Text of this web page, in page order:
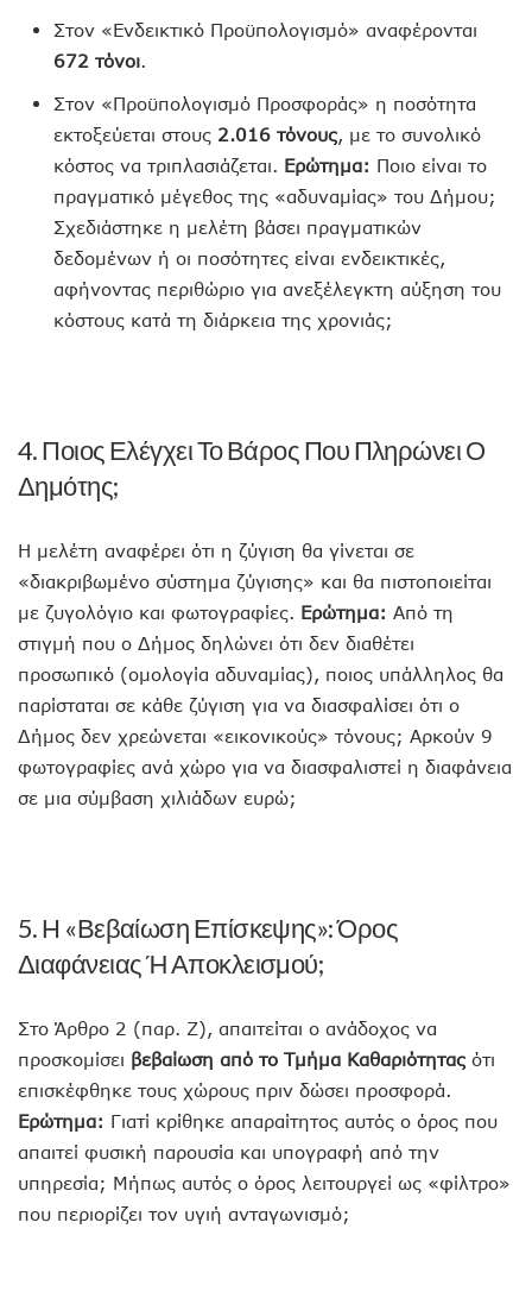
Στον «Ενδεικτικό Προϋπολογισμό» αναφέρονται
672 τόνοι.
Στον «Προϋπολογισμό Προσφοράς» η ποσότητα
εκτοξεύεται στους 2.016 τόνους, με το συνολικό
κόστος να τριπλασιάζεται. Ερώτημα: Ποιο είναι το
πραγματικό μέγεθος της «αδυναμίας» του Δήμου;
Σχεδιάστηκε η μελέτη βάσει πραγματικών
δεδομένων ή οι ποσότητες είναι ενδεικτικές,
αφήνοντας περιθώριο για ανεξέλεγκτη αύξηση του
κόστους κατά τη διάρκεια της χρονιάς;
4. Ποιος Ελέγχει Το Βάρος Που Πληρώνει Ο
Δημότης;
Η μελέτη αναφέρει ότι η ζύγιση θα γίνεται σε
«διακριβωμένο σύστημα ζύγισης» και θα πιστοποιείται
με ζυγολόγιο και φωτογραφίες. Ερώτημα: Από τη
στιγμή που ο Δήμος δηλώνει ότι δεν διαθέτει
προσωπικό (ομολογία αδυναμίας), ποιος υπάλληλος θα
παρίσταται σε κάθε ζύγιση για να διασφαλίσει ότι ο
Δήμος δεν χρεώνεται «εικονικούς» τόνους; Αρκούν 9
φωτογραφίες ανά χώρο για να διασφαλιστεί η διαφάνεια
σε μια σύμβαση χιλιάδων ευρώ;
5. Η «Βεβαίωση Επίσκεψης»: Όρος
Διαφάνειας Ή Αποκλεισμού;
Στο Άρθρο 2 (παρ. Ζ), απαιτείται ο ανάδοχος να
προσκομίσει βεβαίωση από το Τμήμα Καθαριότητας ότι
επισκέφθηκε τους χώρους πριν δώσει προσφορά.
Ερώτημα: Γιατί κρίθηκε απαραίτητος αυτός ο όρος που
απαιτεί φυσική παρουσία και υπογραφή από την
υπηρεσία; Μήπως αυτός ο όρος λειτουργεί ως «φίλτρο»
που περιορίζει τον υγιή ανταγωνισμό;